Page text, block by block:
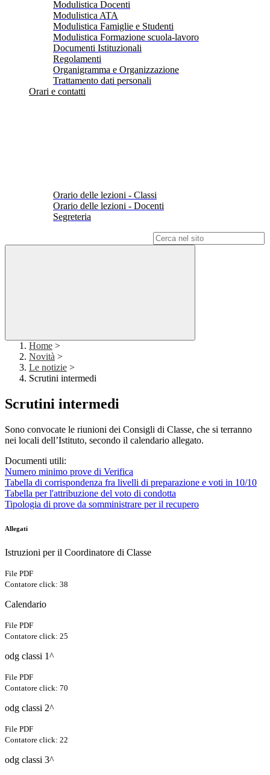
Modulistica Docenti
Modulistica ATA
Modulistica Famiglie e Studenti
Modulistica Formazione scuola-lavoro
Documenti Istituzionali
Regolamenti
Organigramma e Organizzazione
Trattamento dati personali
Orari e contatti
Orario delle lezioni - Classi
Orario delle lezioni - Docenti
Segreteria
Home >
Novità >
Le notizie >
Scrutini intermedi
Scrutini intermedi
Sono convocate le riunioni dei Consigli di Classe, che si terranno
nei locali dell’Istituto, secondo il calendario allegato.
Documenti utili:
Numero minimo prove di Verifica
Tabella di corrispondenza fra livelli di preparazione e voti in 10/10
Tabella per l'attribuzione del voto di condotta
Tipologia di prove da somministrare per il recupero
Allegati
Istruzioni per il Coordinatore di Classe
File PDF
Contatore click: 38
Calendario
File PDF
Contatore click: 25
odg classi 1^
File PDF
Contatore click: 70
odg classi 2^
File PDF
Contatore click: 22
odg classi 3^